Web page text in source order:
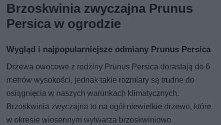
Brzoskwinia zwyczajna Prunus
Persica w ogrodzie
Wygląd i najpopularniejsze odmiany Prunus Persica
Drzewa owocowe z rodziny Prunus Persica dorastają do 6
metrów wysokości, jednak takie rozmiary są trudne do
osiągnięcia w naszych warunkach klimatycznych.
Brzoskwinia zwyczajna to na ogół niewielkie drzewo, które
w okresie wiosennym wytwarza brzoskwiniowo